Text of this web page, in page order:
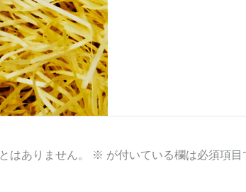
はありません。 ※ が付いている欄は必須項目